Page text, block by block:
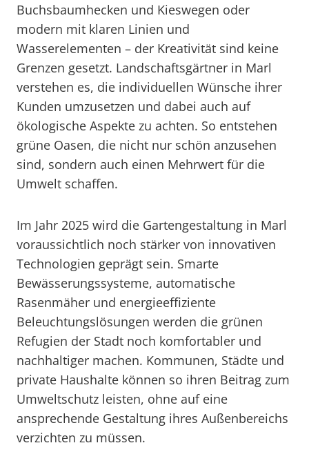
Buchsbaumhecken und Kieswegen oder
modern mit klaren Linien und
Wasserelementen – der Kreativität sind keine
Grenzen gesetzt. Landschaftsgärtner in Marl
verstehen es, die individuellen Wünsche ihrer
Kunden umzusetzen und dabei auch auf
ökologische Aspekte zu achten. So entstehen
grüne Oasen, die nicht nur schön anzusehen
sind, sondern auch einen Mehrwert für die
Umwelt schaffen.
Im Jahr 2025 wird die Gartengestaltung in Marl
voraussichtlich noch stärker von innovativen
Technologien geprägt sein. Smarte
Bewässerungssysteme, automatische
Rasenmäher und energieeffiziente
Beleuchtungslösungen werden die grünen
Refugien der Stadt noch komfortabler und
nachhaltiger machen. Kommunen, Städte und
private Haushalte können so ihren Beitrag zum
Umweltschutz leisten, ohne auf eine
ansprechende Gestaltung ihres Außenbereichs
verzichten zu müssen.